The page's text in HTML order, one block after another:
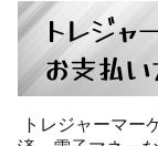
トレジャ
お支払
トレジャーマー